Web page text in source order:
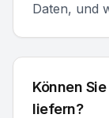
Daten, und
Können
liefern?